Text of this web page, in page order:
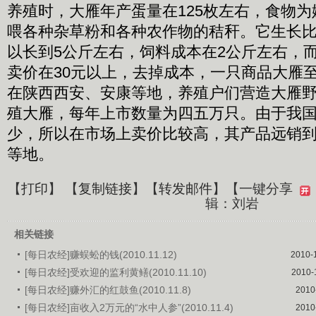
养殖时，大雁年产蛋量在125枚左右，食物
喂各种杂草粉和各种农作物的秸秆。它生长
以长到5公斤左右，饲料成本在2公斤左右，
卖价在30元以上，去掉成本，一只商品大雁
在陕西西安、安康等地，养殖户们营造大雁
殖大雁，每年上市数量为四五万只。由于我
少，所以在市场上卖价比较高，其产品远销
等地。
【打印】 【复制链接】【转发邮件】
【一键分享
辑：刘岩
相关链接
[每日农经]赚蜈蚣的钱(2010.11.12)
2010-
[每日农经]受欢迎的监利黄鳝(2010.11.10) 2010-
[每日农经]赚外汇的红鼓鱼(2010.11.8)
[每日农经]亩收入2万元的“水中人参”(2010.11.4)